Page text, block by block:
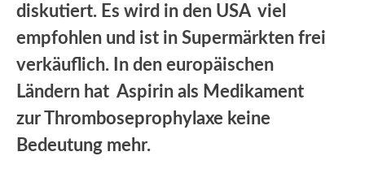
diskutiert. Es wird in den USA viel
empfohlen und ist in Supermärkten frei
verkäuflich. In den europäischen
Ländern hat Aspirin als Medikament
zur Thromboseprophylaxe keine
Bedeutung mehr.